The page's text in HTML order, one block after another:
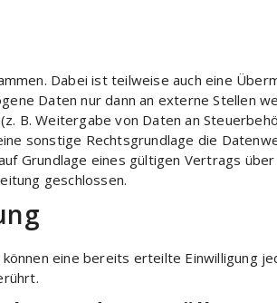
Dabei ist teilweise auch eine
Daten nur dann an externe Stellen
B. Weitergabe von Daten an
sonstige Rechtsgrundlage die
Grundlage eines gültigen Vertrags
geschlossen.
eine bereits erteilte Einwilligung